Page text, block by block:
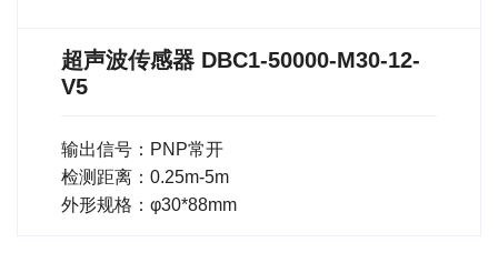
超声波传感器 DBC1-50000-M30-12-
V5
输出信号：PNP常开
检测距离：0.25m-5m
外形规格：φ30*88mm